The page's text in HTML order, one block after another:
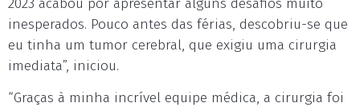
2023 acabou por apresentar alguns desafios muito
inesperados. Pouco antes das férias, descobriu-se que
eu tinha um tumor cerebral, que exigiu uma cirurgia
imediata”, iniciou.
“Graças à minha incrível equipe médica, a cirurgia foi